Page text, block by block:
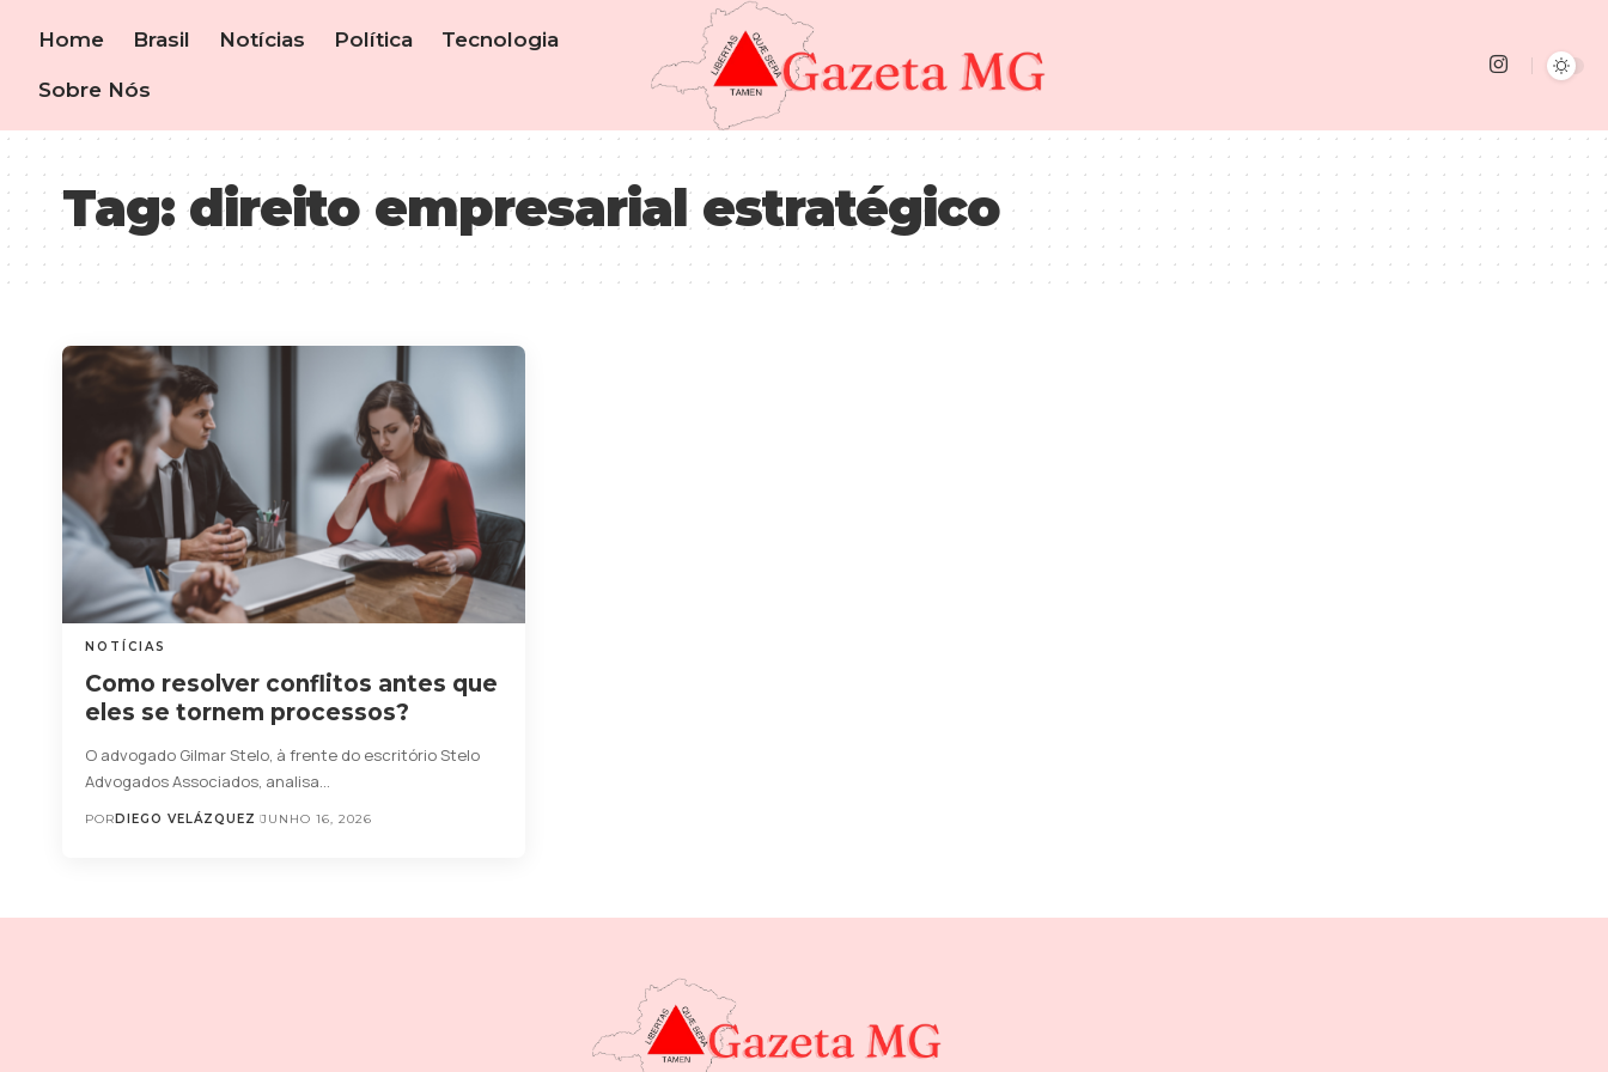
Home Brasil Notícias Política Tecnologia
Sobre Nós
Tag:direito empresarial estratégico
NOTÍCIAS
Como resolver conflitos antes que
eles se tornem processos?
O advogado Gilmar Stelo, à frente do escritório Stelo
Advogados Associados, analisa…
PORDIEGO VELÁZQUEZ JUNHO 16, 2026